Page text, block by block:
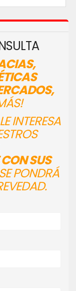
INTERESA
SUS
PONDRÁ